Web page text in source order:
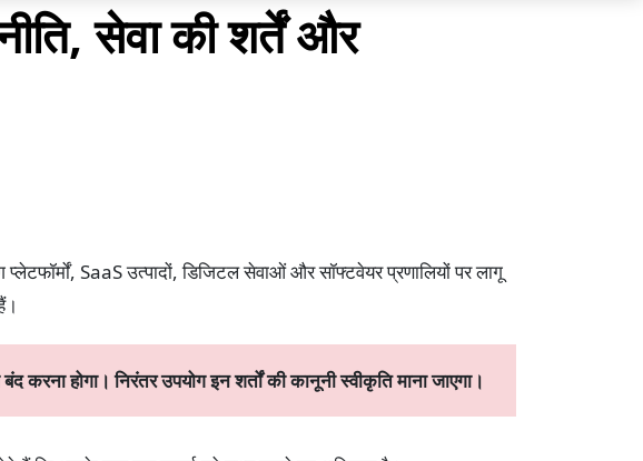
सेवा की शर्तें और
SaaS उत्पादों, डिजिटल सेवाओं और सॉफ्टवेयर प्रणालियों पर लागू
होगा। निरंतर उपयोग इन शर्तों की कानूनी स्वीकृति माना जाएगा।